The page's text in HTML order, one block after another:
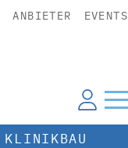
ANBIETER EVENTS
KLINIKBAU